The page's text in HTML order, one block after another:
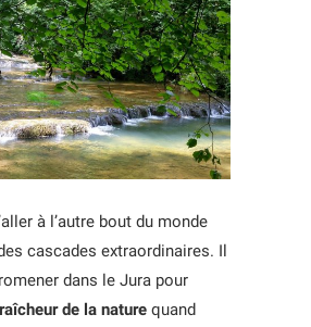
à l’autre bout du monde
cascades extraordinaires. Il
dans le Jura pour
de la nature quand